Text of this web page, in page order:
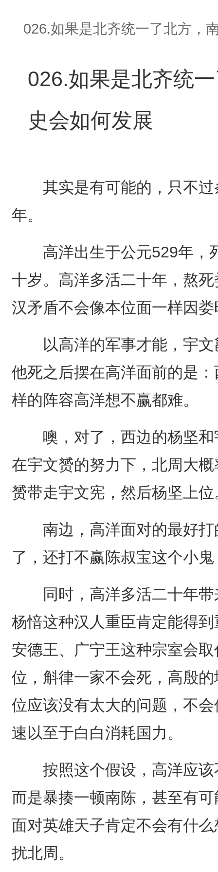
026.如果是北齐统一了北方，
026.如果是北齐统
史会如何发展
其实是有可能的，只不过
年。
高洋出生于公元529年，
十岁。高洋多活二十年，熬
汉矛盾不会像本位面一样因
以高洋的军事才能，宇文
他死之后摆在高洋面前的是
样的阵容高洋想不赢都难。
噢，对了，西边的杨坚和
在宇文赟的努力下，北周大
赟带走宇文宪，然后杨坚上位
南边，高洋面对的最好打
了，还打不赢陈叔宝这个小鬼
同时，高洋多活二十年带
杨愔这种汉人重臣肯定能得
安德王、广宁王这种宗室会
位，斛律一家不会死，高殷
位应该没有太大的问题，不
速以至于白白消耗国力。
按照这个假设，高洋应该
而是暴揍一顿南陈，甚至有
面对英雄天子肯定不会有什
扰北周。